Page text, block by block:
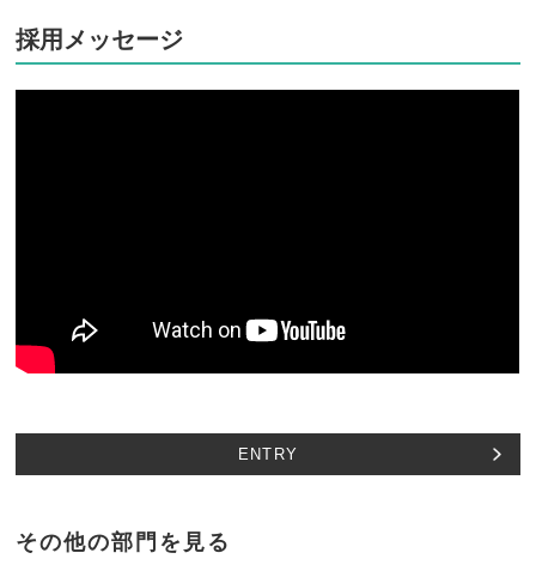
採用メッセージ
ENTRY
その他の部門を見る